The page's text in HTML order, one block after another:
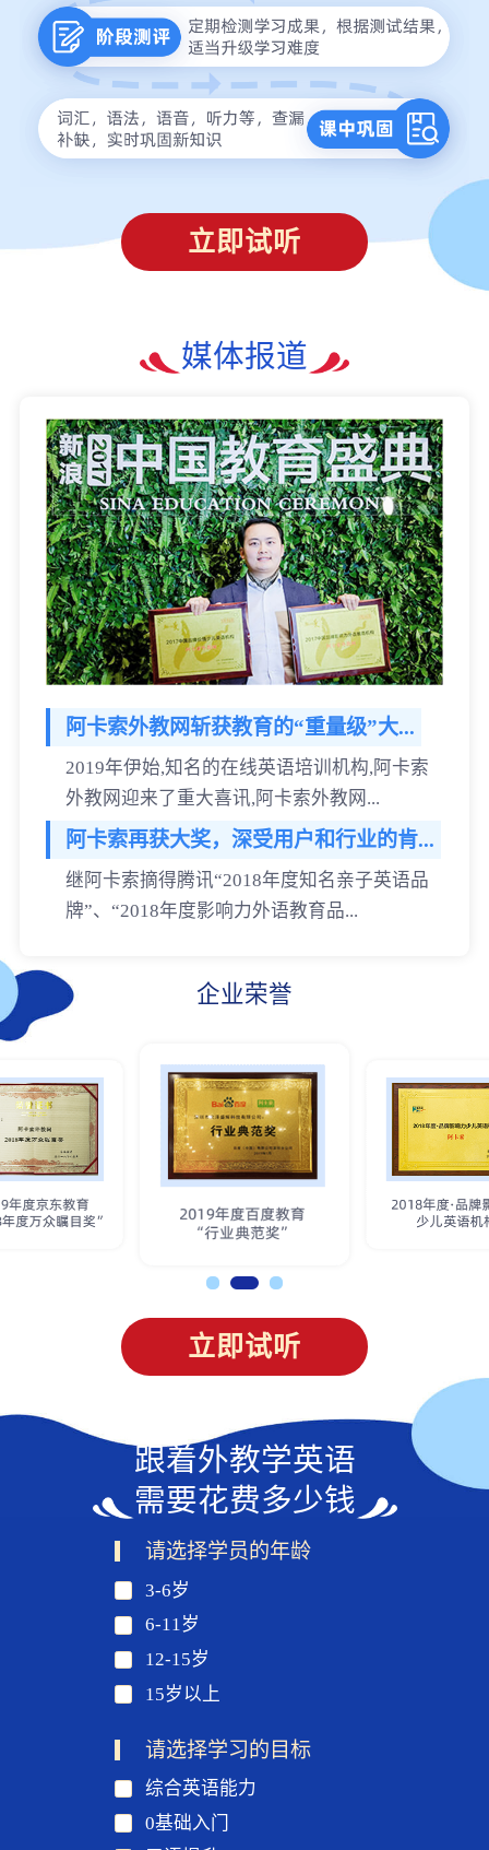
立即试听
媒体报道
阿卡索外教网斩获教育的“重量级”大...
2019年伊始,知名的在线英语培训机构,阿卡索
外教网迎来了重大喜讯,阿卡索外教网...
阿卡索再获大奖，深受用户和行业的肯...
继阿卡索摘得腾讯“2018年度知名亲子英语品
牌”、“2018年度影响力外语教育品...
企业荣誉
立即试听
跟着外教学英语
需要花费多少钱
请选择学员的年龄
3-6岁
6-11岁
12-15岁
15岁以上
请选择学习的目标
综合英语能力
0基础入门